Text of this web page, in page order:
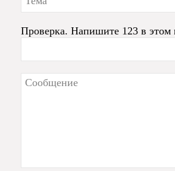
Проверка. Напишите 123 в этом